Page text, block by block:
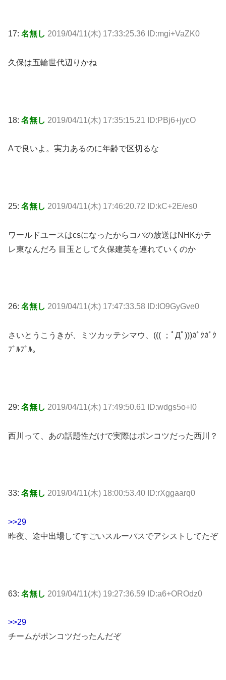
17: 名無し 2019/04/11(木) 17:33:25.36 ID:mgi+VaZK0
久保は五輪世代辺りかね
18: 名無し 2019/04/11(木) 17:35:15.21 ID:PBj6+jycO
Aで良いよ。実力あるのに年齢で区切るな
25: 名無し 2019/04/11(木) 17:46:20.72 ID:kC+2E/es0
ワールドユースはcsになったからコパの放送はNHKかテ
レ東なんだろ 目玉として久保建英を連れていくのか
26: 名無し 2019/04/11(木) 17:47:33.58 ID:IO9GyGve0
さいとうこうきが、ミツカッテシマウ、((( ；ﾟДﾟ)))ｶﾞｸｶﾞｸ
ﾌﾞﾙﾌﾞﾙ。
29: 名無し 2019/04/11(木) 17:49:50.61 ID:wdgs5o+l0
西川って、あの話題性だけで実際はポンコツだった西川？
33: 名無し 2019/04/11(木) 18:00:53.40 ID:rXggaarq0
>>29
昨夜、途中出場してすごいスルーパスでアシストしてたぞ
63: 名無し 2019/04/11(木) 19:27:36.59 ID:a6+OROdz0
>>29
チームがポンコツだったんだぞ